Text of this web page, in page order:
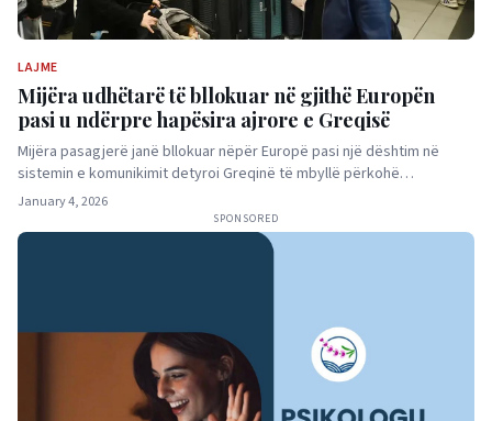
LAJME
Mijëra udhëtarë të bllokuar në gjithë Europën
pasi u ndërpre hapësira ajrore e Greqisë
Mijëra pasagjerë janë bllokuar nëpër Europë pasi një dështim në
sistemin e komunikimit detyroi Greqinë të mbyllë përkohë…
January 4, 2026
SPONSORED